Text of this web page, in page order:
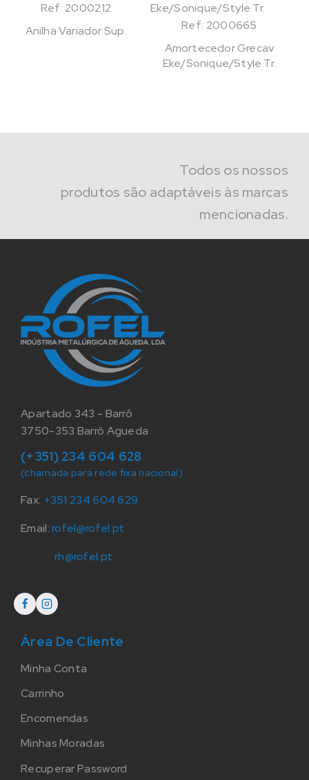
Ref: 2000212
Anilha Variador Sup.
Ref: 2000665
Amortecedor Grecav
Eke/Sonique/Style Tr.
Todos os nossos
produtos são adaptáveis às marcas
mencionadas.
Apartado 343 - Barrô
3750-353 Barrô Agueda
(+351) 234 604 628
(chamada para rede fixa nacional)
Fax: +351 234 604 629
Email:rofel@rofel.pt
rh@rofel.pt
Área De Cliente
Minha Conta
Carrinho
Encomendas
Minhas Moradas
Recuperar Password